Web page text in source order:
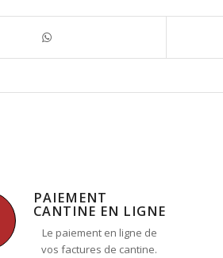
PAIEMENT
CANTINE EN LIGNE
Le paiement en ligne de
vos factures de cantine.